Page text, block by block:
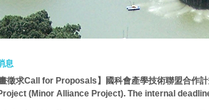
息
畫徵求Call for Proposals】國科會產學技術聯盟合
(Minor Alliance Project). The internal